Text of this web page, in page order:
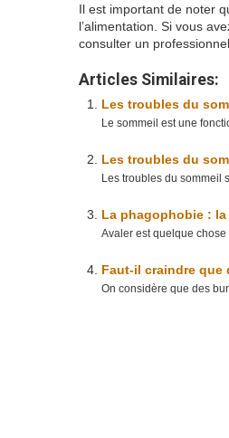
Il est important de noter
l’alimentation. Si vous
consulter un
Articles Similaires:
Les troubles du
Le sommeil est une
Les troubles du
Les troubles du sommeil
La phagophobie : la
Avaler est quelque
Faut-il craindre
On considère que des